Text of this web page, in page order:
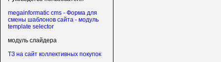
megainformatic cms - Форма для
смены шаблонов сайта - модуль
template selector
модуль слайдера
ТЗ на сайт коллективных покупок